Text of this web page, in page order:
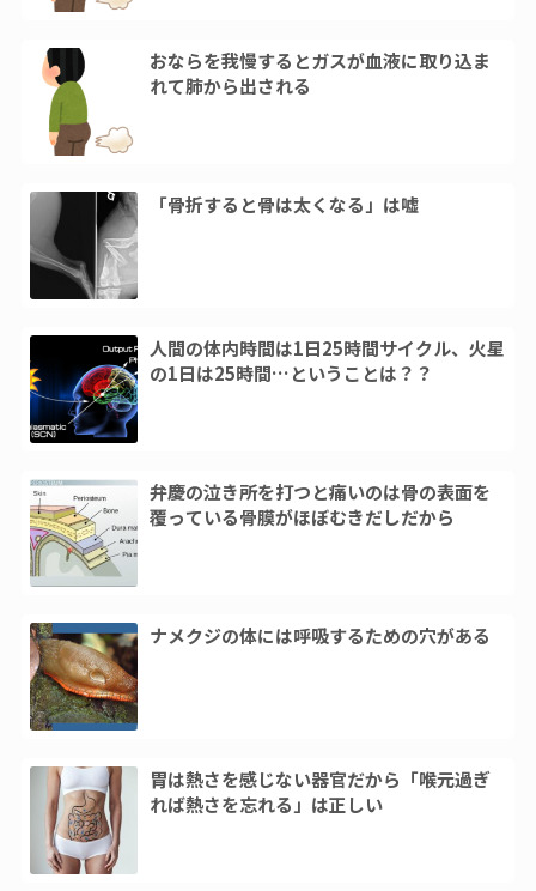
おならを我慢するとガスが血液に取り込ま
れて肺から出される
「骨折すると骨は太くなる」は嘘
人間の体内時間は1日25時間サイクル、火星
の1日は25時間…ということは？？
弁慶の泣き所を打つと痛いのは骨の表面を
覆っている骨膜がほぼむきだしだから
ナメクジの体には呼吸するための穴がある
胃は熱さを感じない器官だから「喉元過ぎ
れば熱さを忘れる」は正しい